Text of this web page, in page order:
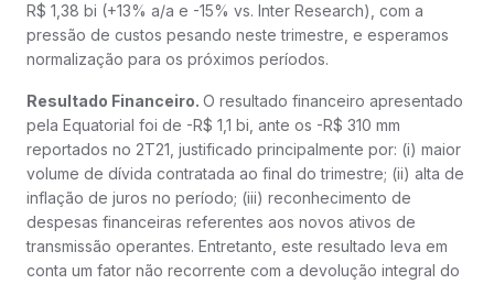
R$ 1,38 bi (+13% a/a e -15% vs. Inter Research), com a
pressão de custos pesando neste trimestre, e esperamos
normalização para os próximos períodos.
Resultado Financeiro. O resultado financeiro apresentado
pela Equatorial foi de -R$ 1,1 bi, ante os -R$ 310 mm
reportados no 2T21, justificado principalmente por: (i) maior
volume de dívida contratada ao final do trimestre; (ii) alta de
inflação de juros no período; (iii) reconhecimento de
despesas financeiras referentes aos novos ativos de
transmissão operantes. Entretanto, este resultado leva em
conta um fator não recorrente com a devolução integral do